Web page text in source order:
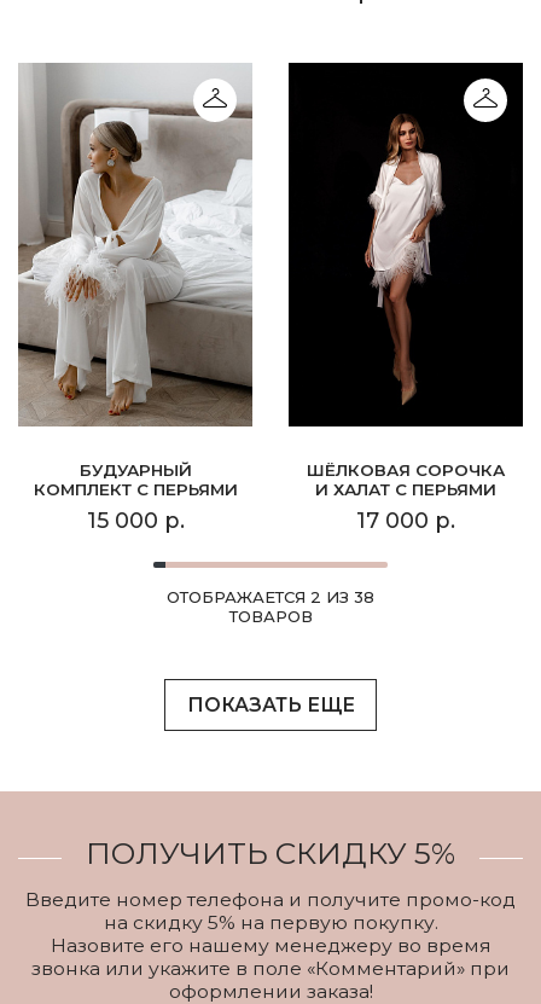
БУДУАРНЫЙ
КОМПЛЕКТ С ПЕРЬЯМИ
15 000 р.
ШЁЛКОВАЯ СОРОЧКА
И ХАЛАТ С ПЕРЬЯМИ
17 000 р.
ОТОБРАЖАЕТСЯ 2 ИЗ 38
ТОВАРОВ
ПОКАЗАТЬ ЕЩЕ
ПОЛУЧИТЬ СКИДКУ 5%
Введите номер телефона и получите промо-код
на скидку 5% на первую покупку.
Назовите его нашему менеджеру во время
звонка или укажите в поле «Комментарий» при
оформлении заказа!